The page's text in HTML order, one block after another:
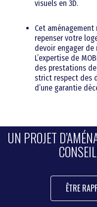
visuels en 3D.
Cet
repenser votre
devoir engager de
L’expertise de
des prestations
strict respect des
d’une garantie
UN PROJET
ÊTRE